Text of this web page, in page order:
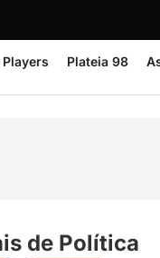
Plateia 98
de Política